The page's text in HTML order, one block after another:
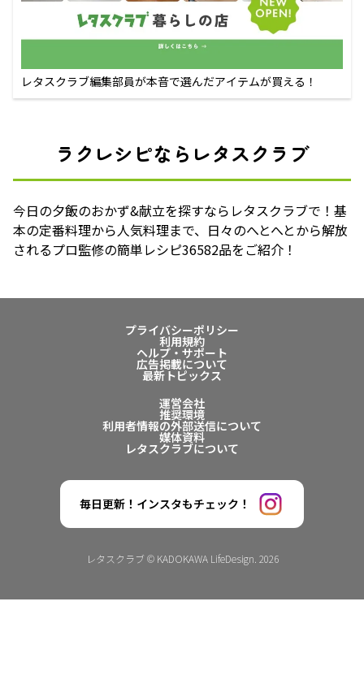
レタスクラブ編集部員が本音で選んだアイテムが買える！
ラクレシピならレタスクラブ
今日の夕飯のおかず&献立を探すならレタスクラブで！基
本の定番料理から人気料理まで、日々のへとへとから解放
されるプロ監修の簡単レシピ36582品をご紹介！
プライバシーポリシー
利用規約
ヘルプ・サポート
広告掲載について
最新トピックス
運営会社
推奨環境
利用者情報の外部送信について
媒体資料
レタスクラブについて
毎日更新！インスタもチェック！
レタスクラブ © KADOKAWA LifeDesign. 2026